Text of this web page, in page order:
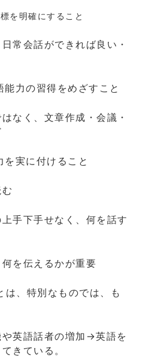
を明確にすること
常会話ができれば良い・
力の習得をめざすこと
なく、文章作成・会議・
を実に付けること
手下手せなく、何を話す
を伝えるかが重要
特別なものでは、も
話者の増加→英語を
きている。